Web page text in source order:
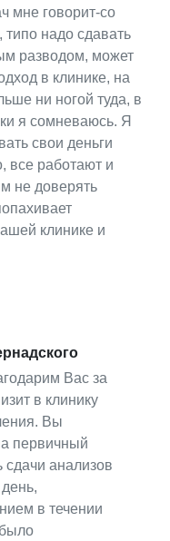
мне говорит-со
надо сдавать
разводом, может
в клинике, на
ни ногой туда, в
я сомневаюсь. Я
свои деньги
все работают и
не доверять
клинике и
Вас за
в клинику
Вы
первичный
анализов
в течении